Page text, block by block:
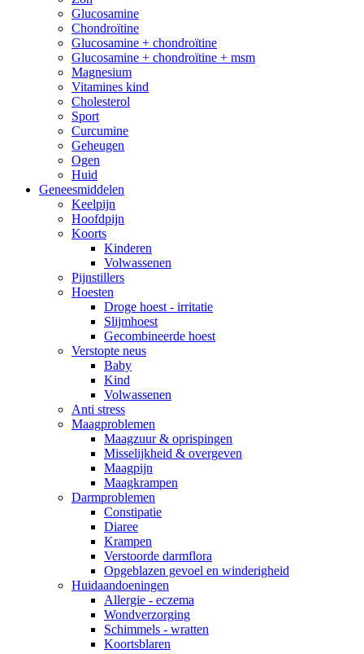
Glucosamine
Chondroïtine
Glucosamine + chondroïtine
Glucosamine + chondroïtine + msm
Magnesium
Vitamines kind
Cholesterol
Sport
Curcumine
Geheugen
Ogen
Huid
Geneesmiddelen
Keelpijn
Hoofdpijn
Koorts
Kinderen
Volwassenen
Pijnstillers
Hoesten
Droge hoest - irritatie
Slijmhoest
Gecombineerde hoest
Verstopte neus
Baby
Kind
Volwassenen
Anti stress
Maagproblemen
Maagzuur & oprispingen
Misselijkheid & overgeven
Maagpijn
Maagkrampen
Darmproblemen
Constipatie
Diaree
Krampen
Verstoorde darmflora
Opgeblazen gevoel en winderigheid
Huidaandoeningen
Allergie - eczema
Wondverzorging
Schimmels - wratten
Koortsblaren